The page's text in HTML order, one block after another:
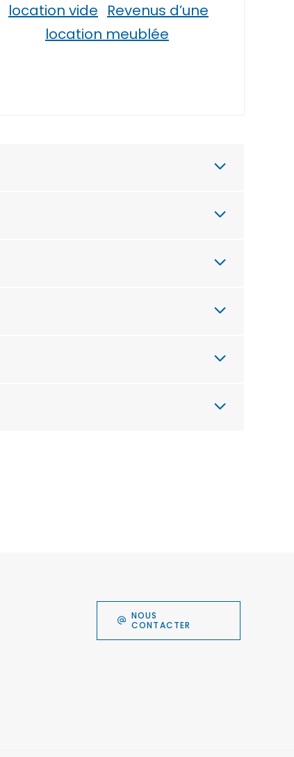
location vide Revenus d’une
location meublée
NOUS
CONTACTER